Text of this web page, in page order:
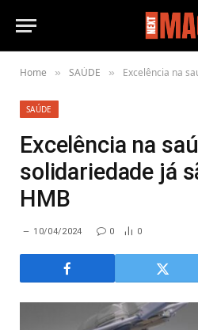
Home » SAÚDE » Excelência na saúde
SAÚDE
Excelência na
solidariedade já
HMB
10/04/2024 0 0